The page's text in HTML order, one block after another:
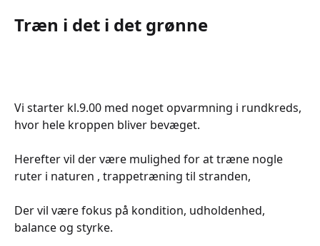
Træn i det i det grønne
Vi starter kl.9.00 med noget opvarmning i rundkreds,
hvor hele kroppen bliver bevæget.
Herefter vil der være mulighed for at træne nogle
ruter i naturen , trappetræning til stranden,
Der vil være fokus på kondition, udholdenhed,
balance og styrke.